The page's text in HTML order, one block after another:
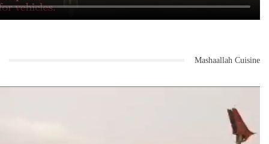
Mashaallah Cuisine